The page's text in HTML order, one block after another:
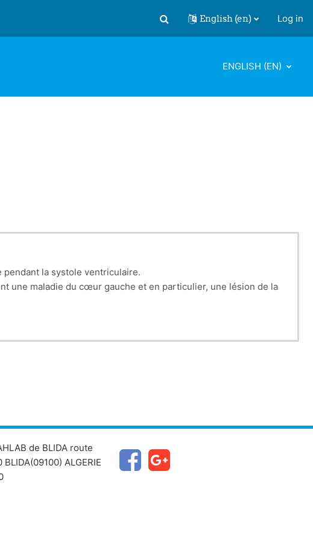
Toggle search input
English ‎(en)‎ Log in
ENGLISH ‎(EN)‎
la systole ventriculaire.
une maladie du cœur gauche et en particulier, une lésion de la
qui permet aussi de préciser la cause et d’évaluer la
traitement efficace. Les thérapies percutanées sont en pleine
de BLIDA route
ALGERIE